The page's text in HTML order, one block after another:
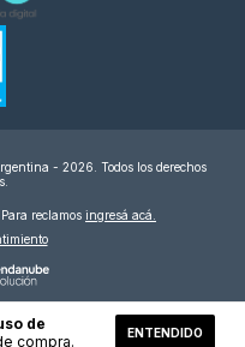
de
compra. ENTENDIDO
- 2026. Todos los derechos
reclamos ingresá acá.